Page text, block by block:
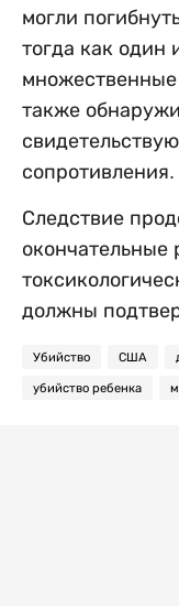
могли
тогда как один
также
сопротивления.
Следствие
окончательные
должны
Убийство США
убийство ребенка